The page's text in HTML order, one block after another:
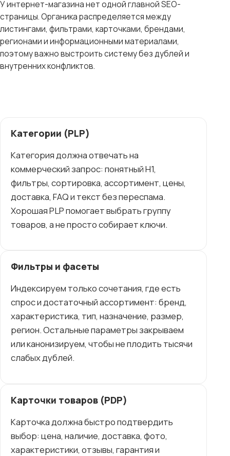
У интернет-магазина нет одной главной SEO-
страницы. Органика распределяется между
листингами, фильтрами, карточками, брендами,
регионами и информационными материалами,
поэтому важно выстроить систему без дублей и
внутренних конфликтов.
Категории (PLP)
Категория должна отвечать на
коммерческий запрос: понятный H1,
фильтры, сортировка, ассортимент, цены,
доставка, FAQ и текст без переспама.
Хорошая PLP помогает выбрать группу
товаров, а не просто собирает ключи.
Фильтры и фасеты
Индексируем только сочетания, где есть
спрос и достаточный ассортимент: бренд,
характеристика, тип, назначение, размер,
регион. Остальные параметры закрываем
или канонизируем, чтобы не плодить тысячи
слабых дублей.
Карточки товаров (PDP)
Карточка должна быстро подтвердить
выбор: цена, наличие, доставка, фото,
характеристики, отзывы, гарантия и